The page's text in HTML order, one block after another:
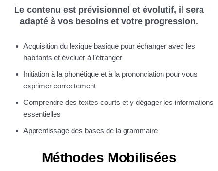
Le contenu est prévisionnel et évolutif, il sera
adapté à vos besoins et votre progression.
Acquisition du lexique basique pour échanger avec les
habitants et évoluer à l’étranger
Initiation à la phonétique et à la prononciation pour vous
exprimer correctement
Comprendre des textes courts et y dégager les informations
essentielles
Apprentissage des bases de la grammaire
Méthodes Mobilisées